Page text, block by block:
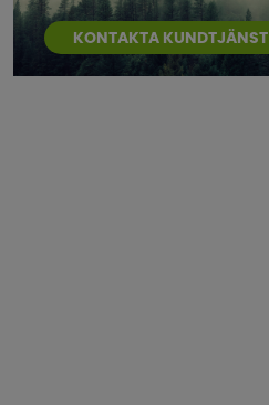
KONTAKTA KUNDTJÄNST